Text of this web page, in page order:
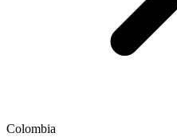
Colombia